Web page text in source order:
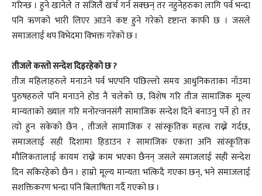
गरिन्छ । हुने खानेले त सजिलै खर्च गर्न सक्छन् तर नहुनेहरुका लागि पर्व भन्दा
पनि ऋणको भारी लिएर आउने कष्ट हुने गरेको दृष्टान्त काफी छ । जसले
समाजलाई थप विभेदमा विभक्त गरेको छ ।
तीजले कस्तो सन्देश दिइरहेको छ ?
तीज महिलाहरुले मनाउने पर्व भएपनि पछिल्लो समय आधुनिकताका नाँउमा
पुरुषहरुले पनि मनाउने होड नै चलेको छ, विशेष गरि तीज सामाजिक मूल्य
मान्यताको ख्याल गरि मनोरन्जनसंगै सामाजिक सन्देश दिने बनाउनु पर्ने हो तर
त्यो हुन सकेको छैन , तीजले सामाजिक र सांस्कृतिक महत्व राख्ने गर्दछ,
समाजलाई सही दिशामा हिडाउन र सामाजिक एकता अनि सांस्कृतिक
मौलिकतालाई कायम राख्ने काम भएका छैनन् जसले समाजलाई सही सन्देश
दिन सकिरहेको छैन । हाम्रो मूल्य मान्यता भत्किदै गएका छन्, भने समाजलाई
सशक्तिकरण भन्दा पनि बिलाषिता गर्दै गएको छ ।